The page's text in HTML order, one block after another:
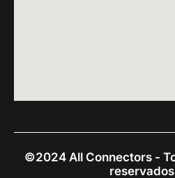
©2024 All Connectors -
reservados